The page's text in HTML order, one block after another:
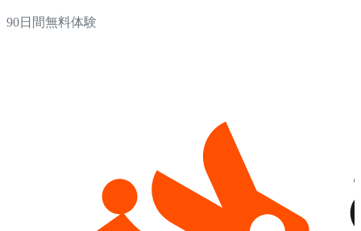
90日間無料体験